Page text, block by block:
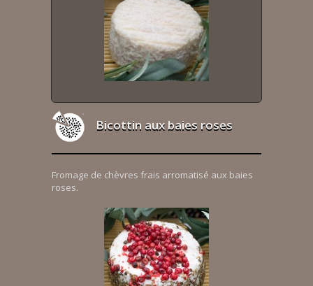
Bicottin aux baies roses
Fromage de chèvres frais arromatisé aux baies
roses.